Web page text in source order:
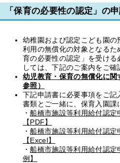
「保育の必要性の認定」の
幼稚園および認定こども園
利用の無償化の対象となる
育の必要性の認定」を受ける
しては、下記のご案内をご確
幼児教育・保育の無償化に
参照）
下記申請書に必要事項をご
書類とご一緒に、保育入園課
・船橋市施設等利用給付認定
【PDF】
・船橋市施設等利用給付認定
【Excel】
・船橋市施設等利用給付認
例】